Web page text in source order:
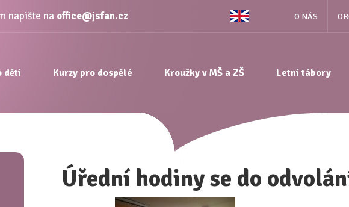
napište na office@jsfan.cz O NÁS
děti Kurzy pro dospělé Kroužky v MŠ a ZŠ Letní tábory
Úřední hodiny se do